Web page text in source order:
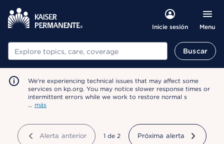
Inicie sesión Menu
Buscar Buscar
We're experiencing technical issues that may affect some
services on kp.org. You may notice slower response times or
intermittent errors while we work to restore normal s
… más
Alerta anterior mostrando
1 de 2 Próxima alerta